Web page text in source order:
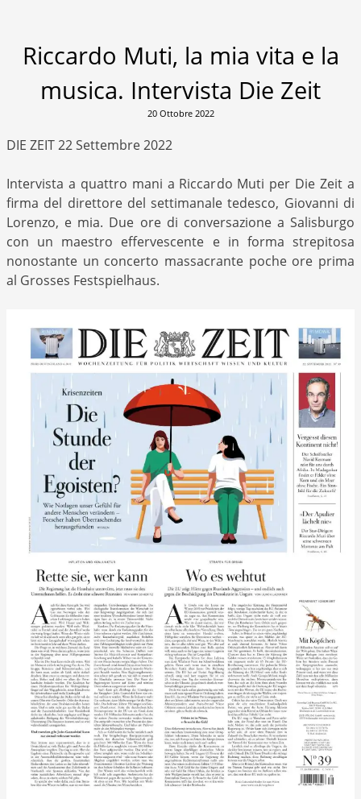
Riccardo Muti, la mia vita e la
musica. Intervista Die Zeit
20 Ottobre 2022
DIE ZEIT 22 Settembre 2022
Intervista a quattro mani a Riccardo Muti per Die Zeit a
firma del direttore del settimanale tedesco, Giovanni di
Lorenzo, e mia. Due ore di conversazione a Salisburgo
con un maestro effervescente e in forma strepitosa
nonostante un concerto massacrante poche ore prima
al Grosses Festspielhaus.